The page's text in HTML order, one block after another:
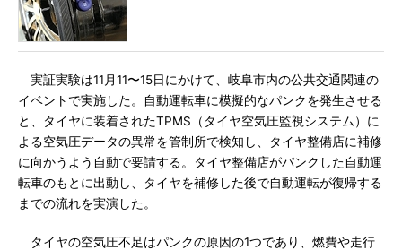
実証実験は11月11〜15日にかけて、岐阜市内の公共交通関連の
イベントで実施した。自動運転車に模擬的なパンクを発生させる
と、タイヤに装着されたTPMS（タイヤ空気圧監視システム）に
よる空気圧データの異常を管制所で検知し、タイヤ整備店に補修
に向かうよう自動で要請する。タイヤ整備店がパンクした自動運
転車のもとに出動し、タイヤを補修した後で自動運転が復帰する
までの流れを実演した。
タイヤの空気圧不足はパンクの原因の1つであり、燃費や走行